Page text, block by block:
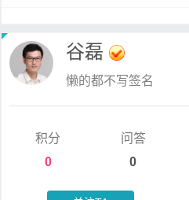
谷磊
懒的都不写签名
积分
0
问答
0